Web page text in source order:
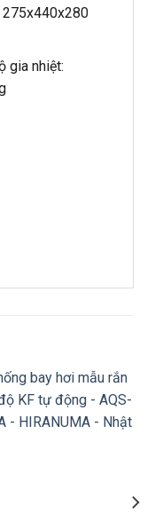
275x440x280
gia nhiệt: